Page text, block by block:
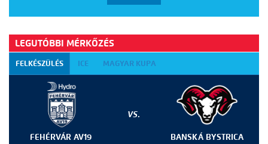
LEGUTÓBBI MÉRKŐZÉS
FELKÉSZÜLÉS ICE MAGYAR KUPA
FEHÉRVÁR AV19
VS.
BANSKÁ BYSTRICA